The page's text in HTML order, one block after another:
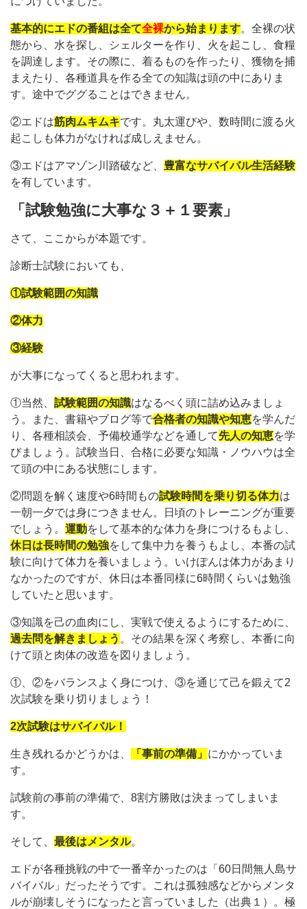
基本的にエドの番組は全て全裸から始まります。全裸の状
態から、水を探し、シェルターを作り、火を起こし、食糧
を調達します。その際に、着るものを作ったり、獲物を捕
まえたり、各種道具を作る全ての知識は頭の中にありま
す。途中でググることはできません。
②エドは筋肉ムキムキです。丸太運びや、数時間に渡る火
起こしも体力がなければ成しえません。
③エドはアマゾン川踏破など、 豊富なサバイバル生活経験
を有しています。
「試験勉強に大事な３＋１要素」
さて、ここからが本題です。
診断士試験においても、
①試験範囲の知識
②体力
③経験
が大事になってくると思われます。
①当然、 試験範囲の知識はなるべく頭に詰め込みましょ
う。また、書籍やブログ等で合格者の知識や知恵を学んだ
り、各種相談会、予備校通学などを通して先人の知恵を学
びましょう。試験当日、合格に必要な知識・ノウハウは全
て頭の中にある状態にします。
②問題を解く速度や6時間もの試験時間を乗り切る体力は
一朝一夕では身につきません。日頃のトレーニングが重要
でしょう。 運動をして基本的な体力を身につけるもよし、
休日は長時間の勉強をして集中力を養うもよし、本番の試
験に向けて体力を養いましょう。いけぽんは体力があまり
なかったのですが、休日は本番同様に6時間くらいは勉強
していたと思います。
③知識を己の血肉にし、実戦で使えるようにするために、
過去問を解きましょう 。その結果を深く考察し、本番に向
けて頭と肉体の改造を図りましょう。
①、②をバランスよく身につけ、③を通じて己を鍛えて2
次試験を乗り切りましょう！
2次試験はサバイバル！
生き残れるかどうかは、 「事前の準備」 にかかっていま
す。
試験前の事前の準備で、8割方勝敗は決まってしまいま
す。
そして、 最後はメンタル。
エドが各種挑戦の中で一番辛かったのは「60日間無人島サ
バイバル」だったそうです。これは孤独感などからメンタ
ルが崩壊しそうになったと言っていました（出典１）。極